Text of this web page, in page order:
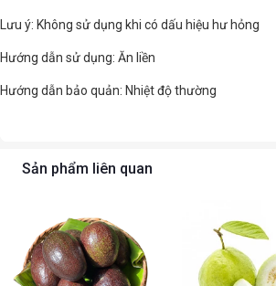
Lưu ý: Không sử dụng khi có dấu hiệu hư hỏng
Hướng dẫn sử dụng: Ăn liền
Hướng dẫn bảo quản: Nhiệt độ thường
Sản phẩm liên quan